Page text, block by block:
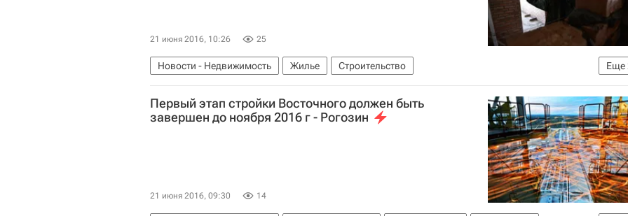
21 июня 2016, 10:26 25
Еще
Новости - Недвижимость Жилье
Строительство
Московская область (Подмосковье)
Россия
Первый этап стройки Восточного должен быть
завершен до ноября 2016 г - Рогозин
21 июня 2016, 09:30 14